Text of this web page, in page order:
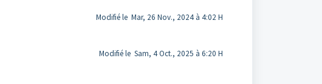
Modifié le Mar, 26 Nov., 2024 à 4:02 H
Modifié le Sam, 4 Oct., 2025 à 6:20 H